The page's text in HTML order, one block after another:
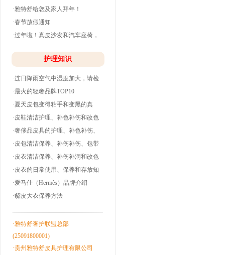
·雅特舒给您及家人拜年！
·春节放假通知
·过年啦！真皮沙发和汽车座椅，
护理知识
·连日降雨空气中湿度加大，请检
查下你的皮衣
·最火的轻奢品牌TOP10
·夏天皮包变得粘手和变黑的真
相！
·皮鞋清洁护理、补色补伤和改色
翻新！
·奢侈品皮具的护理、补色补伤、
包带油边和翻
·皮包清洁保养、补伤补伤、包带
洞边和改色翻
·皮衣清洁保养、补伤补洞和改色
翻新！
·皮衣的日常使用、保养和存放知
识！
·爱马仕（Hermès）品牌介绍
·貂皮大衣保养方法
·雅特舒奢护联盟总部
(25091800001)
·贵州雅特舒皮具护理有限公司